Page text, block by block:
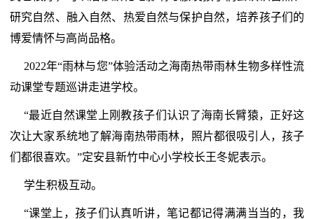
研究自然、融入自然、热爱自然与保护自然，培养孩子们的
博爱情怀与高尚品格。
2022年“雨林与您”体验活动之海南热带雨林生物多样性流
动课堂专题巡讲走进学校。
“最近自然课堂上刚教孩子们认识了海南长臂猿，正好这
次让大家系统地了解海南热带雨林，照片都很吸引人，孩子
们都很喜欢。”定安县新竹中心小学校长王冬妮表示。
学生积极互动。
“课堂上，孩子们认真听讲，笔记都记得满满当当的，我